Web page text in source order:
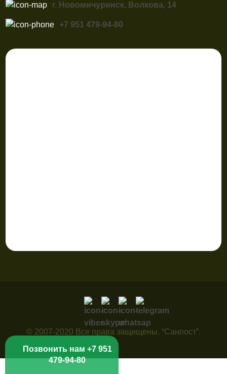
г. Новомичуринск, Волкова, 14
+7 951 479-94-80
Позвонить нам +7 951
479-94-80
© 2007-2020 Все права защищены. “Санпост”.